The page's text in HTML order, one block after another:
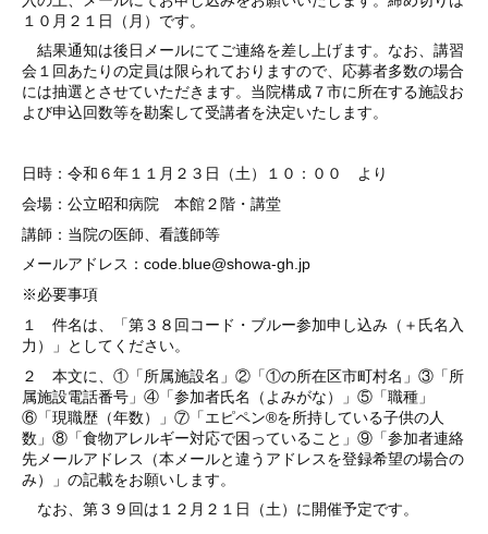
１０月２１日（月）です。
結果通知は後日メールにてご連絡を差し上げます。なお、講習
会１回あたりの定員は限られておりますので、応募者多数の場合
には抽選とさせていただきます。当院構成７市に所在する施設お
よび申込回数等を勘案して受講者を決定いたします。
日時：令和６年１１月２３日
（土）１０：００ より
会場：公立昭和病院 本館２階・講堂
講師：当院の医師、看護師等
メールアドレス：code.blue@showa-gh.jp
※必要事項
１ 件名は、「第３８ 回コード・ブルー参加申し込み（＋氏名入
力）」としてください。
２ 本文に、①「所属施設名」②「①の所在区市町村名」③「所
属施設電話番号」④「参加者氏名（よみがな）」⑤「職種」
⑥「現職歴（年数）」⑦「エピペン®を所持している子供の人
数」⑧「食物アレルギー対応で困っていること」⑨「参加者連絡
先メールアドレス（本メールと違うアドレスを登録希望の場合の
み）」の記載をお願いします。
なお、第３９回は１２月２１日（土）に開催予定です。